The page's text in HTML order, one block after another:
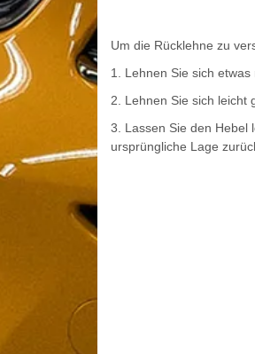
Um die Rücklehne zu
1. Lehnen Sie sich
2. Lehnen Sie sich leicht
3. Lassen Sie den Hebel
ursprüngliche Lage